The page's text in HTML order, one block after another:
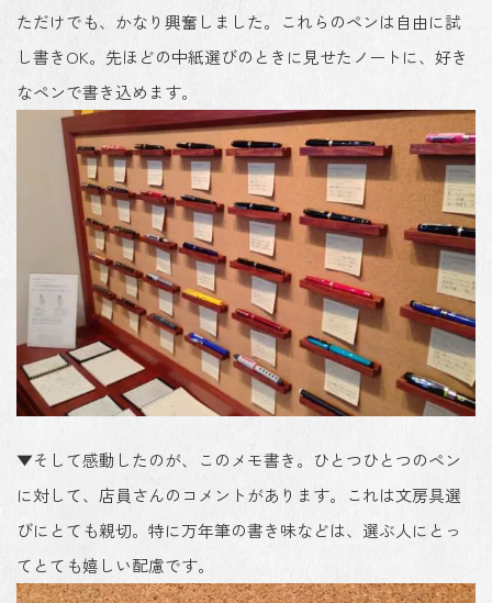
ただけでも、かなり興奮しました。これらのペンは自由に試
し書きOK。先ほどの中紙選びのときに見せたノートに、好き
なペンで書き込めます。
▼そして感動したのが、このメモ書き。ひとつひとつのペン
に対して、店員さんのコメントがあります。これは文房具選
びにとても親切。特に万年筆の書き味などは、選ぶ人にとっ
てとても嬉しい配慮です。